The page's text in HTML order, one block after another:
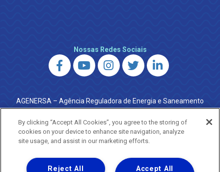
Nossas Redes Sociais
AGENERSA – Agência Reguladora de Energia e Saneamento
do Estado do Rio de Janeiro
0800 024 9040 · (21) 2332-6457 (WhatsApp) ·
ouvidoria@agenersa.rj.gov.br/ouvidoria.agenersa@gmail.com
·http://www.agenersa.rj.gov.br
By clicking “Accept All Cookies”, you agree to the storing of
cookies on your device to enhance site navigation, analyze
site usage, and assist in our marketing efforts.
Accept All
Reject All